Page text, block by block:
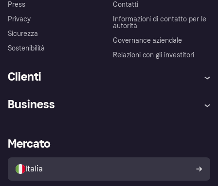
Press
Privacy
Sicurezza
Sostenibilità
Contatti
Informazioni di contatto per le
autorità
Governance aziendale
Relazioni con gli investitori
Clienti
Assistenza
Esplora i negozi
Politica di protezione
dell'acquirente Klarna
Business
Accesso aziende
Mercato
Italia